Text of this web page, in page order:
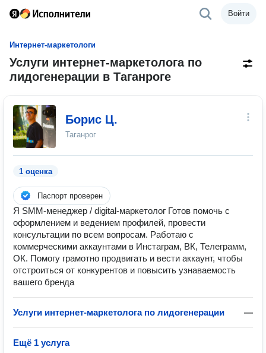
Войти
Интернет-маркетологи
Услуги интернет-маркетолога по
лидогенерации в Таганроге
Борис Ц.
Таганрог
1 оценка
Паспорт проверен
Я SMM-менеджер / digital-маркетолог Готов помочь с
оформлением и ведением профилей, провести
консультации по всем вопросам. Работаю с
коммерческими аккаунтами в Инстаграм, ВК, Телеграмм,
ОК. Помогу грамотно продвигать и вести аккаунт, чтобы
отстроиться от конкурентов и повысить узнаваемость
вашего бренда
Услуги интернет-маркетолога по лидогенерации —
Ещё 1 услуга